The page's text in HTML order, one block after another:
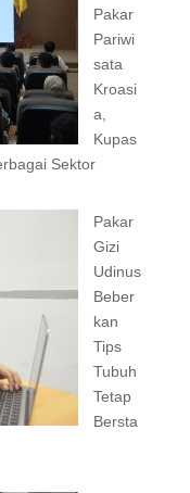
Pakar
Pariwi
sata
Kroasi
a,
Kupas
Sektor
Pakar
Gizi
Udinus
Beber
kan
Tips
Tubuh
Tetap
Bersta